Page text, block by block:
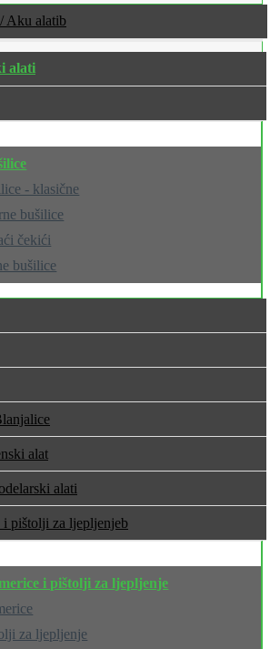
Aku alati
alati
- klasične
bušilice
čekići
bušilice
alat
alati
pištolji za ljepljenje
i pištolji za ljepljenje
za ljepljenje